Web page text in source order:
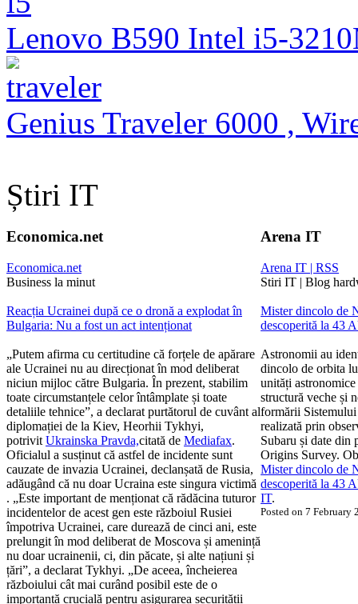
Lenovo B590 Intel i5-
Genius Traveler 6000 ,
Știri IT
Economica.net
Economica.net
Business la minut
Reacția Ucrainei după ce o dronă a explodat în
Bulgaria: Nu a fost un act intenționat
„Putem afirma cu certitudine că forțele de apărare
ale Ucrainei nu au direcționat în mod deliberat
niciun mijloc către Bulgaria. În prezent, stabilim
toate circumstanțele celor întâmplate și toate
detaliile tehnice”, a declarat purtătorul de cuvânt al
diplomației de la Kiev, Heorhii Tykhyi,
potrivit Ukrainska Pravda,citată de Mediafax.
Oficialul a susținut că astfel de incidente sunt
cauzate de invazia Ucrainei, declanșată de Rusia,
adăugând că nu doar Ucraina este singura victimă
. „Este important de menționat că rădăcina tuturor
incidentelor de acest gen este războiul Rusiei
împotriva Ucrainei, care durează de cinci ani, este
prelungit în mod deliberat de Moscova și amenință
nu doar ucrainenii, ci, din păcate, și alte națiuni și
țări”, a declarat Tykhyi. „De aceea, încheierea
războiului cât mai curând posibil este de o
importanță crucială pentru asigurarea securității
Arena IT
Arena IT | RSS
Stiri IT | Blog
Mister dincolo de
descoperită la 43
Astronomii au
dincolo de orbita
unități
structură veche și
formării
realizată prin
Subaru și date din
Origins Survey.
Mister dincolo de
descoperită la 43
IT.
Posted on 7 February